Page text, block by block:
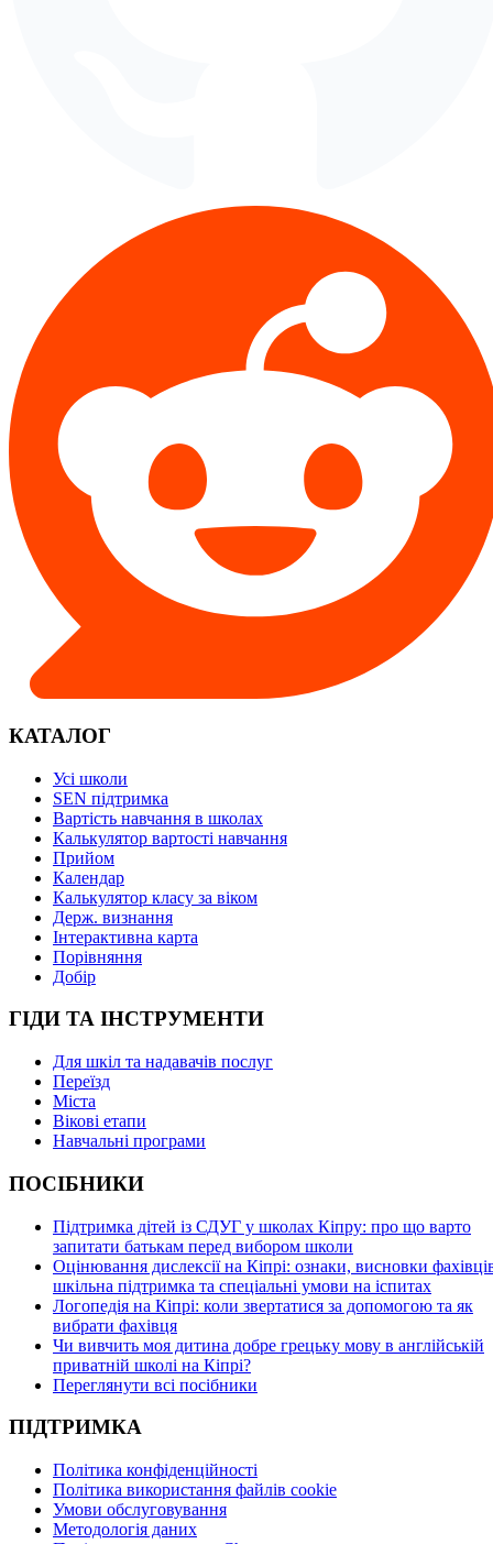
КАТАЛОГ
Усі школи
SEN підтримка
Вартість навчання в школах
Калькулятор вартості навчання
Прийом
Календар
Калькулятор класу за віком
Держ. визнання
Інтерактивна карта
Порівняння
Добір
ГІДИ ТА ІНСТРУМЕНТИ
Для шкіл та надавачів послуг
Переїзд
Міста
Вікові етапи
Навчальні програми
ПОСІБНИКИ
Підтримка дітей із СДУГ у школах Кіпру: про що варто
запитати батькам перед вибором школи
Оцінювання дислексії на Кіпрі: ознаки, висновки
шкільна підтримка та спеціальні умови на іспитах
Логопедія на Кіпрі: коли звертатися за допомогою та як
вибрати фахівця
Чи вивчить моя дитина добре грецьку мову в англійській
приватній школі на Кіпрі?
Переглянути всі посібники
ПІДТРИМКА
Політика конфіденційності
Політика використання файлів cookie
Умови обслуговування
Методологія даних